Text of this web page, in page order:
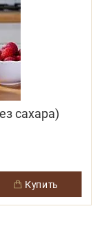
сахара)
купить